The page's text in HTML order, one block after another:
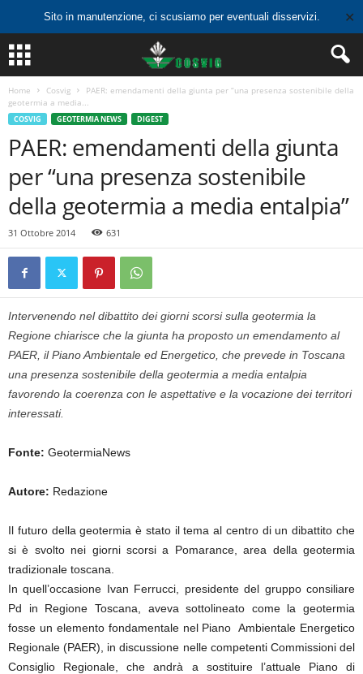
Sito in manutenzione, ci scusiamo per eventuali disservizi. ✕
Home Cosvig
PAER: emendamenti della giunta per “una presenza sostenibile della
geotermia a media...
COSVIG GEOTERMIA NEWS DIGEST
PAER: emendamenti della giunta
per “una presenza sostenibile
della geotermia a media entalpia”
31 Ottobre 2014 631
Intervenendo nel dibattito dei giorni scorsi sulla geotermia la
Regione chiarisce che la giunta ha proposto un emendamento al
PAER, il Piano Ambientale ed Energetico, che prevede in Toscana
una presenza sostenibile della geotermia a media entalpia
favorendo la coerenza con le aspettative e la vocazione dei territori
interessati.
Fonte: GeotermiaNews
Autore: Redazione
Il futuro della geotermia è stato il tema al centro di un dibattito che
si è svolto nei giorni scorsi a Pomarance, area della geotermia
tradizionale toscana.
In quell’occasione Ivan Ferrucci, presidente del gruppo consiliare
Pd in Regione Toscana, aveva sottolineato come la geotermia
fosse un elemento fondamentale nel Piano Ambientale Energetico
Regionale (PAER), in discussione nelle competenti Commissioni del
Consiglio Regionale, che andrà a sostituire l’attuale Piano di